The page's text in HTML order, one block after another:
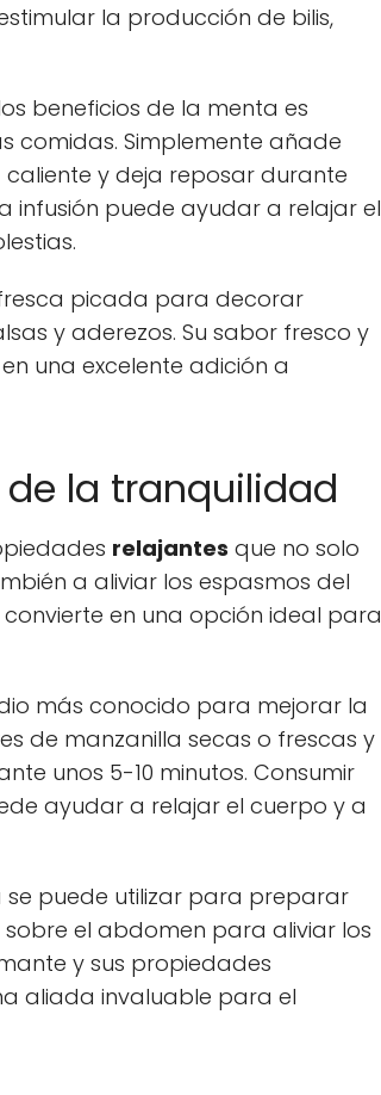
la producción de bilis,
beneficios de la menta es
comidas. Simplemente añade
y deja reposar durante
infusión puede ayudar a relajar el
picada para decorar
y aderezos. Su sabor fresco y
una excelente adición a
de la tranquilidad
relajantes que no solo
a aliviar los espasmos del
en una opción ideal para
más conocido para mejorar la
de manzanilla secas o frescas y
unos 5-10 minutos. Consumir
ayudar a relajar el cuerpo y a
se puede utilizar para preparar
el abdomen para aliviar los
y sus propiedades
aliada invaluable para el